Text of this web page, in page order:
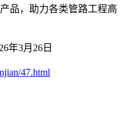
品，助力各类管路工程高
年3月26日
47.html